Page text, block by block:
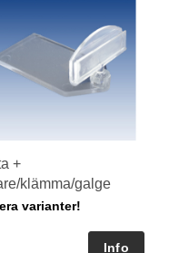
+
klämma/galge
varianter!